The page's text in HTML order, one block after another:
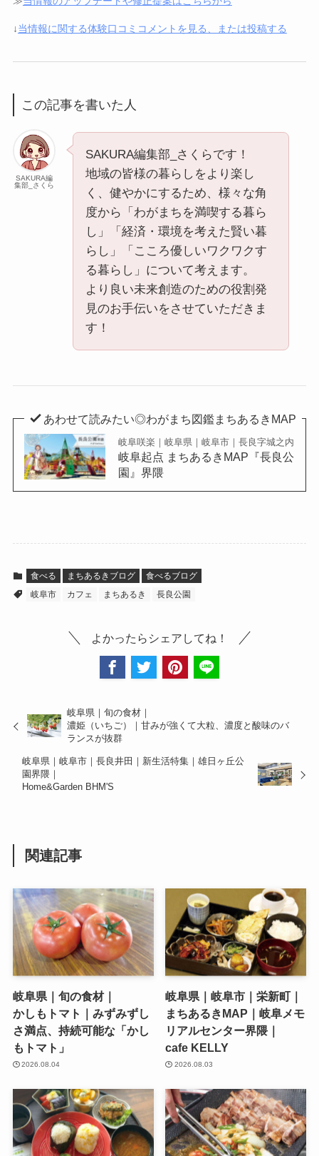
↓当情報に関する体験口コミコメントを見る、または投稿する
この記事を書いた人
SAKURA編
集部_さくら
SAKURA編集部_さくらです！
地域の皆様の暮らしをより楽し
く、健やかにするため、様々な角
度から「わがまちを満喫する暮ら
し」「経済・環境を考えた賢い暮
らし」「こころ優しいワクワクす
る暮らし」について考えます。
より良い未来創造のための役割発
見のお手伝いをさせていただきま
す！
あわせて読みたい◎わがまち図鑑まちあるきMAP
岐阜咲楽｜岐阜県｜岐阜市｜長良字城之内
岐阜起点 まちあるきMAP『長良公
園』界隈
食べる まちあるきブログ
食べるブログ
岐阜市
カフェ まちあるき 長良公園
よかったらシェアしてね！
岐阜県｜旬の食材｜
濃姫（いちご）｜甘みが強くて大粒、濃度と酸味のバ
ランスが抜群
岐阜県｜岐阜市｜長良井田｜新生活特集｜雄日ヶ丘公
園界隈｜
Home&Garden BHM'S
関連記事
岐阜県｜旬の食材｜
かしもトマト｜みずみずし
さ満点、持続可能な「かし
もトマト」
2026.08.04
岐阜県｜岐阜市｜栄新町｜
まちあるきMAP｜岐阜メモ
リアルセンター界隈｜
cafe KELLY
2026.08.03